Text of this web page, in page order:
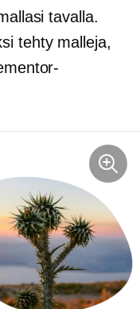
tavalla.
tehtymalleja,